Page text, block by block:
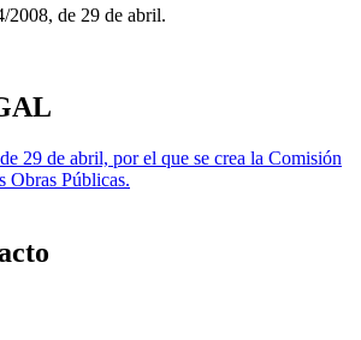
2008, de 29 de abril.
29 de abril, por el que se crea la Comisión
Obras Públicas.